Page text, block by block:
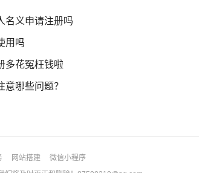
名义申请注册吗
用吗
多花冤枉钱啦
意哪些问题？
网站搭建
微信小程序